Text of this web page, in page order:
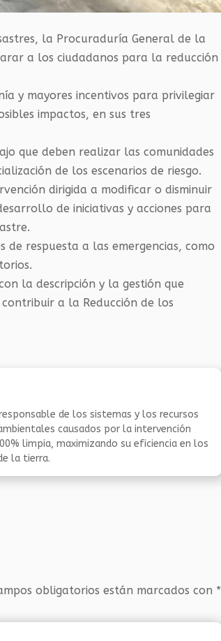
la Procuraduría General de la
a los ciudadanos para la reducción
y mayores incentivos para privilegiar
impactos, en sus tres
que deben realizar las comunidades
de los escenarios de riesgo.
dirigida a modificar o disminuir
de iniciativas y acciones para
respuesta a las emergencias, como
la descripción y la gestión que
a la Reducción de los
de los sistemas y los recursos
causados por la intervención
limpia, maximizando su eficiencia en los
la tierra.
obligatorios están marcados con *